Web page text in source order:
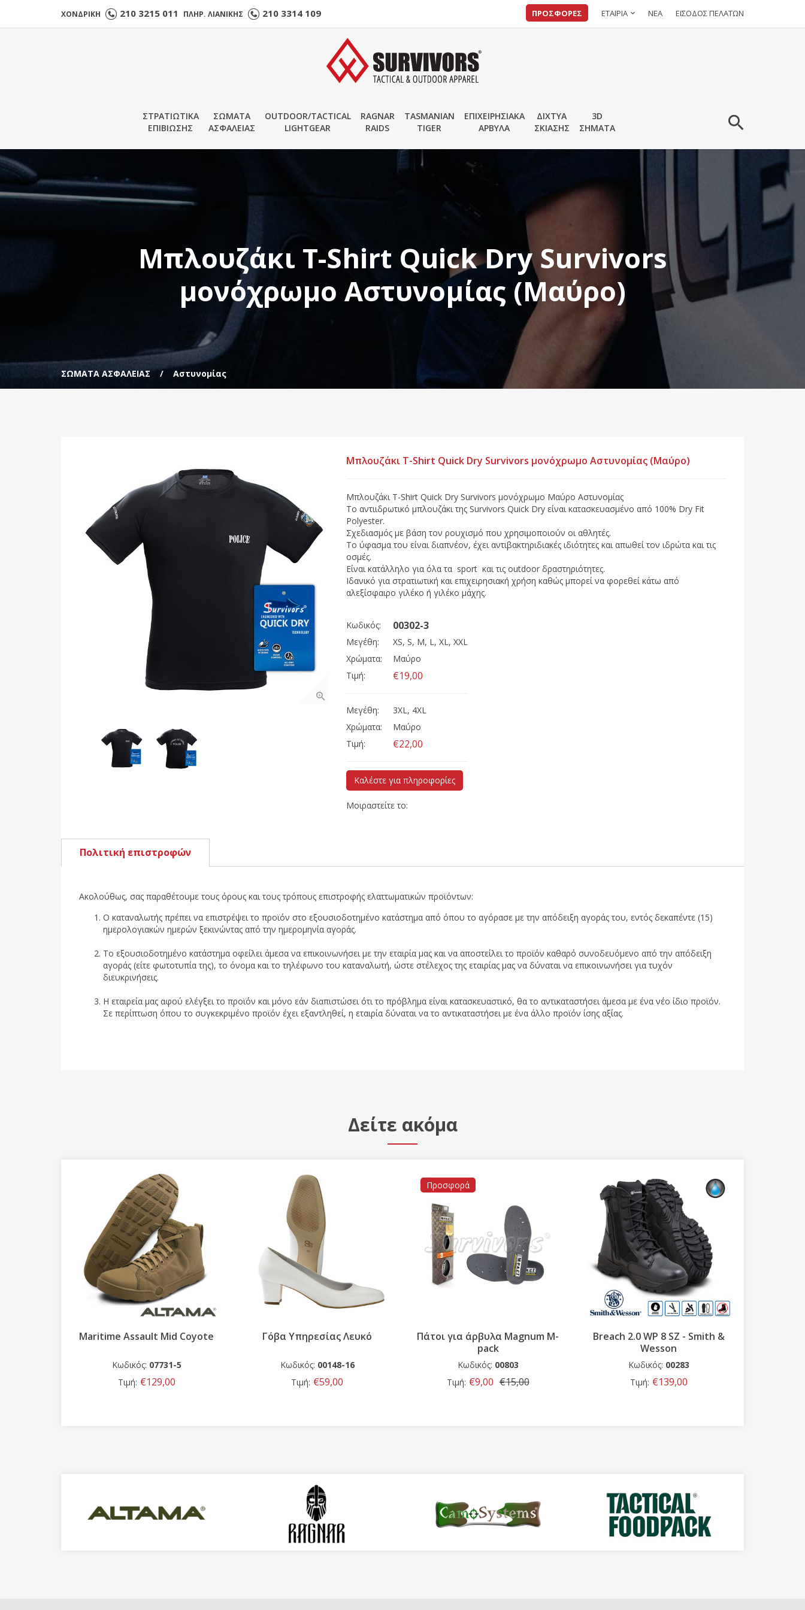
ΧΟΝΔΡΙΚΗ 210 3215 011 ΠΛΗΡ. ΛΙΑΝΙΚΗΣ 210 3314 109 ΠΡΟΣΦΟΡΕΣ ΕΤΑΙΡΙΑ ΝΕΑ ΕΙΣΟΔΟΣ ΠΕΛΑΤΩΝ
ΣΤΡΑΤΙΩΤΙΚΑ
ΕΠΙΒΙΩΣΗΣ
ΣΩΜΑΤΑ
ΑΣΦΑΛΕΙΑΣ
OUTDOOR/TACTICAL
LIGHTGEAR
RAGNAR
RAIDS
TASMANIAN
TIGER
ΕΠΙΧΕΙΡΗΣΙΑΚΑ
ΑΡΒΥΛΑ
ΔΙΧΤΥΑ
ΣΚΙΑΣΗΣ
3D
ΣΗΜΑΤΑ
Μπλουζάκι Τ-Shirt Quick Dry Survivors
μονόχρωμο Αστυνομίας (Μαύρο)
ΣΩΜΑΤΑ ΑΣΦΑΛΕΙΑΣ Αστυνομίας
Μπλουζάκι Τ-Shirt Quick Dry Survivors μονόχρωμο Αστυνομίας (Μαύρο)
Μπλουζάκι Τ-Shirt Quick Dry Survivors μονόχρωμο Μαύρο Αστυνομίας
Το αντιιδρωτικό μπλουζάκι της Survivors Quick Dry είναι κατασκευασμένο από 100% Dry Fit
Polyester.
Σχεδιασμός με βάση τον ρουχισμό που χρησιμοποιούν οι αθλητές.
Το ύφασμα του είναι διαπνέον, έχει αντιβακτηριδιακές ιδιότητες και απωθεί τον ιδρώτα και τις
οσμές.
Είναι κατάλληλο για όλα τα sport και τις outdoor δραστηριότητες.
Ιδανικό για στρατιωτική και επιχειρησιακή χρήση καθώς μπορεί να φορεθεί κάτω από
αλεξίσφαιρο γιλέκο ή γιλέκο μάχης.
Κωδικός: 00302-3
Μεγέθη:
XS, S, M, L, XL, XXL
Χρώματα:
Μαύρο
Τιμή:
€19,00
Μεγέθη:
3XL, 4XL
Χρώματα:
Μαύρο
Τιμή:
€22,00
Καλέστε για πληροφορίες
Μοιραστείτε το:
Πολιτική επιστροφών
Ακολούθως, σας παραθέτουμε τους όρους και τους τρόπους επιστροφής ελαττωματικών προϊόντων:
Ο καταναλωτής πρέπει να επιστρέψει το προϊόν στο εξουσιοδοτημένο κατάστημα από όπου το αγόρασε με την απόδειξη αγοράς του, εντός δεκαπέντε (15)
ημερολογιακών ημερών ξεκινώντας από την ημερομηνία αγοράς.
Το εξουσιοδοτημένο κατάστημα οφείλει άμεσα να επικοινωνήσει με την εταιρία μας και να αποστείλει το προϊόν καθαρό συνοδευόμενο από την απόδειξη
αγοράς (είτε φωτοτυπία της), το όνομα και το τηλέφωνο του καταναλωτή, ώστε στέλεχος της εταιρίας μας να δύναται να επικοινωνήσει για τυχόν
διευκρινήσεις.
Η εταιρεία μας αφού ελέγξει το προϊόν και μόνο εάν διαπιστώσει ότι το πρόβλημα είναι κατασκευαστικό, θα το αντικαταστήσει άμεσα με ένα νέο ίδιο προϊόν.
Σε περίπτωση όπου το συγκεκριμένο προϊόν έχει εξαντληθεί, η εταιρία δύναται να το αντικαταστήσει με ένα άλλο προϊόν ίσης αξίας.
Δείτε ακόμα
Maritime Assault Mid Coyote
Κωδικός: 07731-5
Τιμή: €129,00
Γόβα Υπηρεσίας Λευκό
Κωδικός: 00148-16
Τιμή: €59,00
Προσφορά
Πάτοι για άρβυλα Magnum M-
pack
Κωδικός: 00803
Τιμή: €9,00 €15,00
Breach 2.0 WP 8 SZ - Smith &
Wesson
Κωδικός: 00283
Τιμή: €139,00